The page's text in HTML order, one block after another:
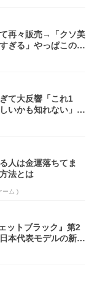
再々販売→「クソ美
ぎる」やっぱこのク
て大反響「これ1
いかも知れない」
人は金運落ちてま
法とは
ーム )
ットブラック』第2
本代表モデルの新作